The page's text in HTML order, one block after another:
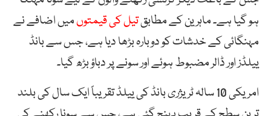
ہو گیا ہے۔ ماہرین کے مطابقتیل کی قیمتوںمیں اضافے نے
مہنگائی کے خدشات کو دوبارہ بڑھا دیا ہے، جس سے بانڈ
ییلڈز اور ڈالر مضبوط ہوئے اور سونے پر دباؤ بڑھ گیا۔
امریکی 10 سالہ ٹریژری بانڈ کی ییلڈ تقریباً ایک سال کی بلند